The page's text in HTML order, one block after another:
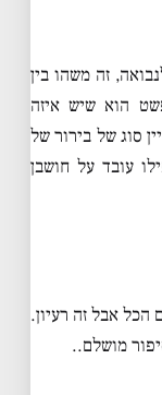
זה משהו בין
הוא שיש איזה
סוג של בירור של
עובד על חושבן
אבל זה רעיון.
מושלם..